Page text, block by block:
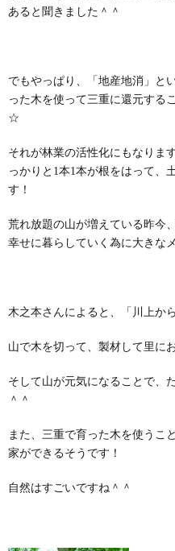
あると聞きました＾＾
でもやっぱり、「地産地消」と
った木を使って三重に還元する
☆
それが林業の活性化にもなりま
っかりと1本1本が根をはって、
す！
荒れ放題の山が増えている昨今
幸せに暮らしていく為に大きな
木之本さんによると、「川上か
山で木を切って、製材して里に
そして山が元気になることで、
＾＾
また、三重で育った木を使うこ
家ができるそうです！
自然はすごいですね＾＾